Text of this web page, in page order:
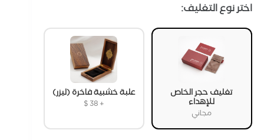
اختر نوع التغليف:
تغليف حجر الخاص
للإهداء
مجاني
علبة خشبية فاخرة (ليزر)
+
$38